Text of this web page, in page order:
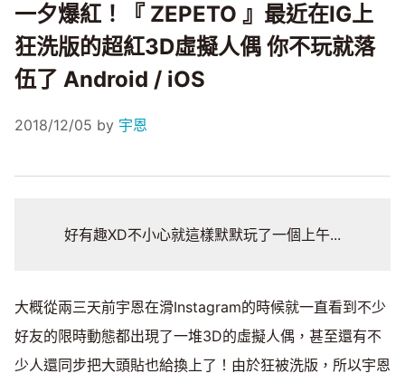
一夕爆紅！『 ZEPETO 』最近在IG上
狂洗版的超紅3D虛擬人偶 你不玩就落
伍了 Android / iOS
2018/12/05 by 宇恩
好有趣XD不小心就這樣默默玩了一個上午...
大概從兩三天前宇恩在滑Instagram的時候就一直看到不少
好友的限時動態都出現了一堆3D的虛擬人偶，甚至還有不
少人還同步把大頭貼也給換上了！由於狂被洗版，所以宇恩